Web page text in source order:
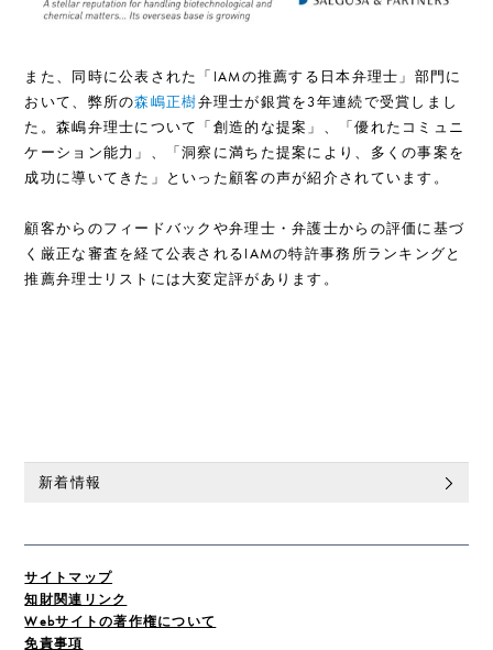
また、同時に公表された「IAMの推薦する日本弁理士」部門に
おいて、弊所の森嶋正樹弁理士が銀賞を3年連続で受賞しまし
た。森嶋弁理士について「創造的な提案」、「優れたコミュニ
ケーション能力」、「洞察に満ちた提案により、多くの事案を
成功に導いてきた」といった顧客の声が紹介されています。
顧客からのフィードバックや弁理士・弁護士からの評価に基づ
く厳正な審査を経て公表されるIAMの特許事務所ランキングと
推薦弁理士リストには大変定評があります。
新着情報
サイトマップ
知財関連リンク
Webサイトの著作権について
免責事項